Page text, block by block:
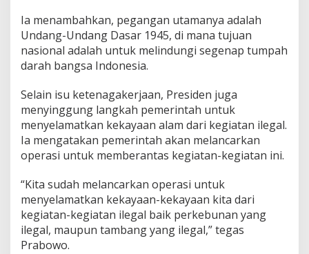
e
r
a
s
e
n
y
e
l
a
a
t
a
n
K
​Ia menambahkan, pegangan utamanya adalah
Undang-Undang Dasar 1945, di mana tujuan
nasional adalah untuk melindungi segenap tumpah
darah bangsa Indonesia.
​Selain isu ketenagakerjaan, Presiden juga
menyinggung langkah pemerintah untuk
menyelamatkan kekayaan alam dari kegiatan ilegal.
Ia mengatakan pemerintah akan melancarkan
operasi untuk memberantas kegiatan-kegiatan ini.
​“Kita sudah melancarkan operasi untuk
menyelamatkan kekayaan-kekayaan kita dari
kegiatan-kegiatan ilegal baik perkebunan yang
ilegal, maupun tambang yang ilegal,” tegas
Prabowo.